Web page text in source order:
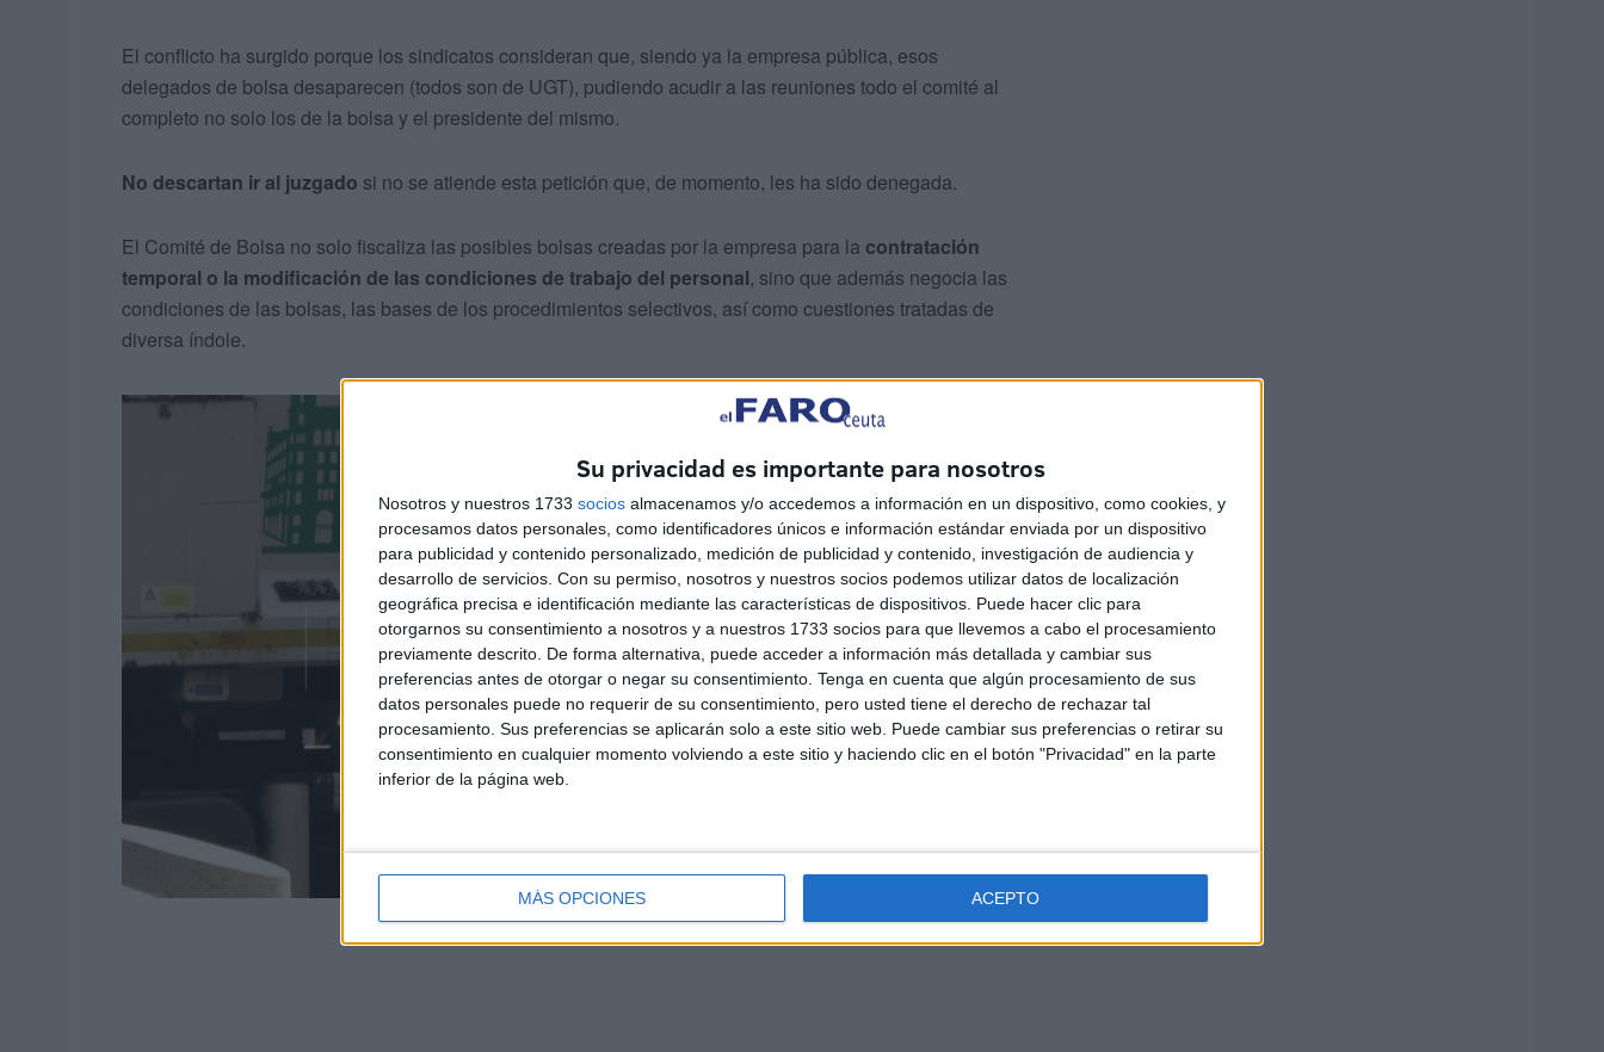
Su privacidad es importante para nosotros
Nosotros y nuestros 1733 socios almacenamos y/o accedemos a información en un dispositivo, como cookies, y
procesamos datos personales, como identificadores únicos e información estándar enviada por un dispositivo
para publicidad y contenido personalizado, medición de publicidad y contenido, investigación de audiencia y
desarrollo de servicios. Con su permiso, nosotros y nuestros socios podemos utilizar datos de localización
geográfica precisa e identificación mediante las características de dispositivos. Puede hacer clic para
otorgarnos su consentimiento a nosotros y a nuestros 1733 socios para que llevemos a cabo el procesamiento
previamente descrito. De forma alternativa, puede acceder a información más detallada y cambiar sus
preferencias antes de otorgar o negar su consentimiento. Tenga en cuenta que algún procesamiento de sus
datos personales puede no requerir de su consentimiento, pero usted tiene el derecho de rechazar tal
procesamiento. Sus preferencias se aplicarán solo a este sitio web. Puede cambiar sus preferencias o retirar su
consentimiento en cualquier momento volviendo a este sitio y haciendo clic en el botón "Privacidad" en la parte
inferior de la página web.
MÁS OPCIONES ACEPTO
El conflicto ha surgido porque los sindicatos consideran que, siendo ya la empresa pública, esos
delegados de bolsa desaparecen (todos son de UGT), pudiendo acudir a las reuniones todo el comité al
completo no solo los de la bolsa y el presidente del mismo.
No descartan ir al juzgado si no se atiende esta petición que, de momento, les ha sido denegada.
El Comité de Bolsa no solo fiscaliza las posibles bolsas creadas por la empresa para la contratación
temporal o la modificación de las condiciones de trabajo del personal, sino que además negocia las
condiciones de las bolsas, las bases de los procedimientos selectivos, así como cuestiones tratadas de
diversa índole.